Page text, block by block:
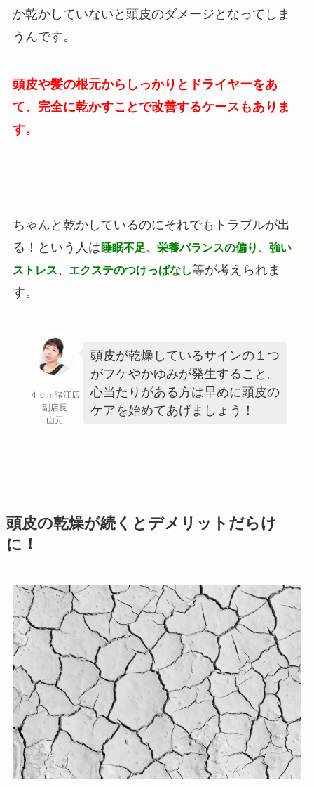
か乾かしていないと頭皮のダメージとなってしま
うんです。
頭皮や髪の根元からしっかりとドライヤーをあ
て、完全に乾かすことで改善するケースもありま
す。
ちゃんと乾かしているのにそれでもトラブルが出
る！という人は睡眠不足、栄養バランスの偏り、強い
ストレス、エクステのつけっぱなし等が考えられま
す。
４ｃｍ諸江店
副店長
山元
頭皮が乾燥しているサインの１つ
がフケやかゆみが発生すること。
心当たりがある方は早めに頭皮の
ケアを始めてあげましょう！
頭皮の乾燥が続くとデメリットだらけ
に！